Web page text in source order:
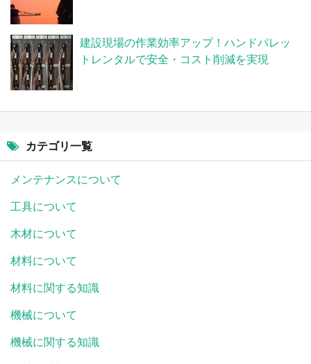
建設現場の作業効率アップ！ハンドパレッ
トレンタルで安全・コスト削減を実現
カテゴリ一覧
メンテナンスについて
工具について
木材について
材料について
材料に関する知識
機械について
機械に関する知識